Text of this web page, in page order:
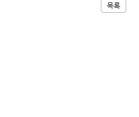
목록